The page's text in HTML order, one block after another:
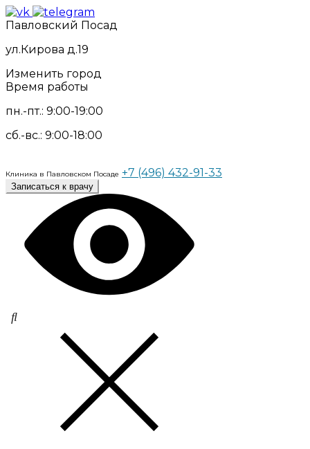
Павловский Посад
ул.Кирова д.19
Изменить город
Время работы
пн.-пт.: 9:00-19:00
сб.-вс.: 9:00-18:00
Клиника в Павловском Посаде +7 (496) 432-91-33
Записаться к врачу